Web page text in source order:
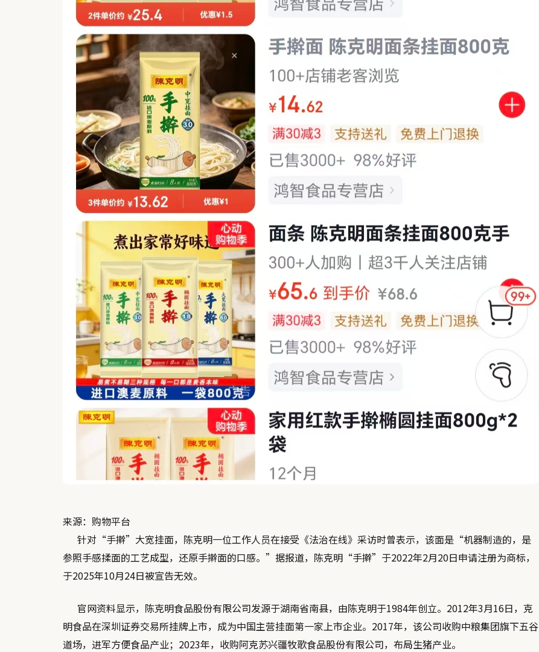
来源：购物平台
针对“手擀”大宽挂面，陈克明一位工作人员在接受《法治在线》采访时曾表示，该面是“机器制造的，是
参照手感揉面的工艺成型，还原手擀面的口感。”据报道，陈克明“手擀”于2022年2月20日申请注册为商标，
于2025年10月24日被宣告无效。
官网资料显示，陈克明食品股份有限公司发源于湖南省南县，由陈克明于1984年创立。2012年3月16日，克
明食品在深圳证券交易所挂牌上市，成为中国主营挂面第一家上市企业。2017年，该公司收购中粮集团旗下五谷
道场，进军方便食品产业；2023年，收购阿克苏兴疆牧歌食品股份有限公司，布局生猪产业。